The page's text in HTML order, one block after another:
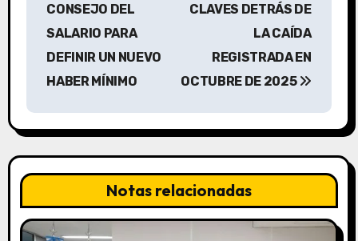
a
c
i
ó
CONSEJO DEL
SALARIO PARA
DEFINIR UN NUEVO
HABER MÍNIMO
CLAVES DETRÁS DE
LA CAÍDA
REGISTRADA EN
OCTUBRE DE 2025
Notas relacionadas